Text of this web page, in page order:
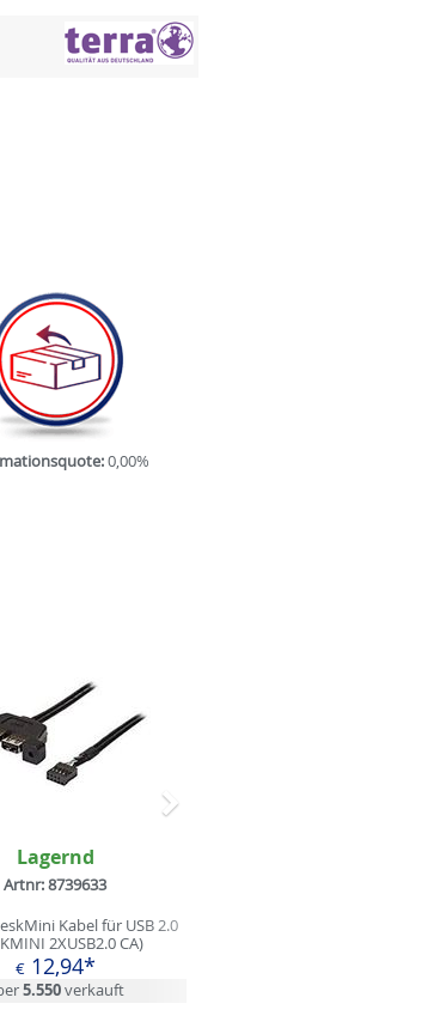
0,00%
Lagernd
Artnr: 8739633
Kabel für USB 2.0
2XUSB2.0 CA)
€12,94*
5.550verkauft
Nächstes